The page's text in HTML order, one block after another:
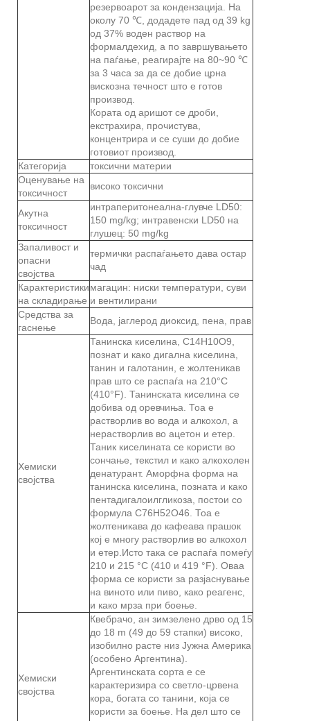
резервоарот за кондензација. На
околу 70 ℃, додадете пад од 39 kg
од 37% воден раствор на
формалдехид, а по завршувањето
на паѓање, реагирајте на 80~90 ℃
за 3 часа за да се добие црна
вискозна течност што е готов
производ.
Кората од аришот се дроби,
екстрахира, прочистува,
концентрира и се суши до добие
готовиот производ.
Категорија
токсични материи
Оценување на
токсичност
високо токсични
Акутна
токсичност
интраперитонеална-глувче LD50:
150 mg/kg; интравенски LD50 на
глушец: 50 mg/kg
Запаливост и
опасни
својства
термички распаѓањето дава остар
чад
Карактеристики
на складирање
магацин: ниски температури, суви
и вентилирани
Средства за
гаснење
Вода, јаглерод диоксид, пена, прав
Хемиски
својства
Танинска киселина, C14H10O9,
познат и како дигална киселина,
танин и галотанин, е жолтеникав
прав што се распаѓа на 210°C
(410°F). Танинската киселина се
добива од оревчиња. Тоа е
растворлив во вода и алкохол, а
нерастворлив во ацетон и етер.
Таник киселината се користи во
сончање, текстил и како алкохолен
денатурант. Аморфна форма на
танинска киселина, позната и како
пентадигалоилгликоза, постои со
формула C76H52O46. Тоа е
жолтеникава до кафеава прашок
кој е многу растворлив во алкохол
и етер.Исто така се распаѓа помеѓу
210 и 215 °C (410 и 419 °F). Оваа
форма се користи за разјаснување
на виното или пиво, како реагенс,
и како мрза при боење.
Хемиски
својства
Квебрачо, ан зимзелено дрво од 15
до 18 m (49 до 59 стапки) високо,
изобилно расте низ Јужна Америка
(особено Аргентина).
Аргентинската сорта е се
карактеризира со светло-црвена
кора, богата со танини, која се
користи за боење. На дел што се